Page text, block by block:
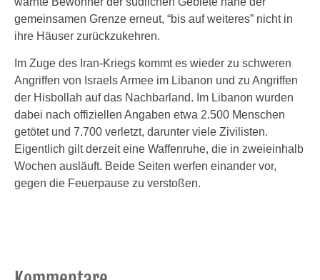
gemeinsamen Grenze erneut, “bis auf weiteres” nicht in
ihre Häuser zurückzukehren.
Im Zuge des Iran-Kriegs kommt es wieder zu schweren
Angriffen von Israels Armee im Libanon und zu Angriffen
der Hisbollah auf das Nachbarland. Im Libanon wurden
dabei nach offiziellen Angaben etwa 2.500 Menschen
getötet und 7.700 verletzt, darunter viele Zivilisten.
Eigentlich gilt derzeit eine Waffenruhe, die in zweieinhalb
Wochen ausläuft. Beide Seiten werfen einander vor,
gegen die Feuerpause zu verstoßen.